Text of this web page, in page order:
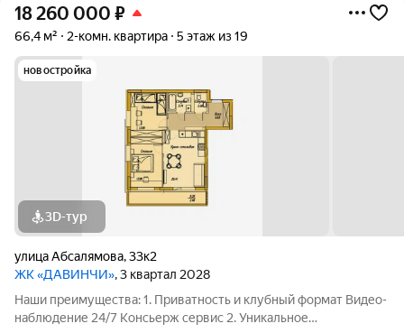
18 260 000 ₽
66,4 м² 2-комн. квартира 5 этаж из 19
новостройка
3D-тур
улица Абсалямова,33к2
ЖК «ДАВИНЧИ», 3 квартал 2028
Наши преимущества: 1. Приватность и клубный формат Видео-
наблюдение 24/7 Консьерж сервис 2. Уникальное